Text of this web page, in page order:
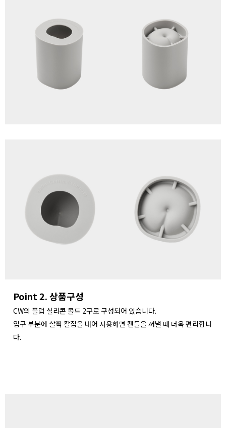
Point 2. 상품구성
CW의 플럼 실리콘 몰드 2구로 구성되어 있습니다.
입구 부분에 살짝 칼집을 내어 사용하면 캔들을 꺼낼 때 더욱 편리합니
다.